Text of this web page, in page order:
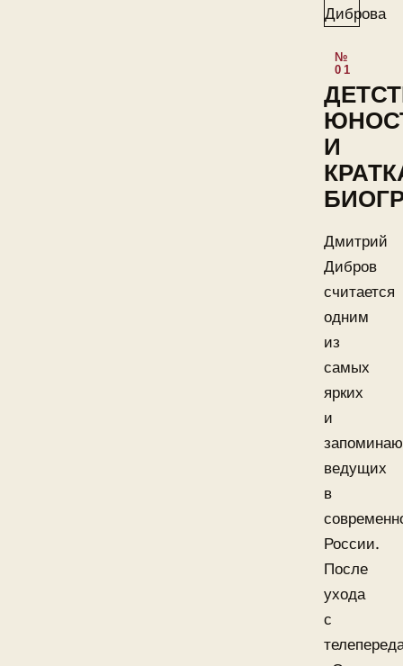
И
Дмитрий
Дибров
считается
одним
из
самых
ярких
и
ведущих
в
России.
После
ухода
с